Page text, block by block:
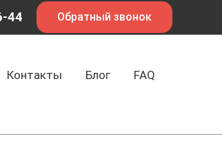
44 Обратный звонок
Контакты Блог
FAQ